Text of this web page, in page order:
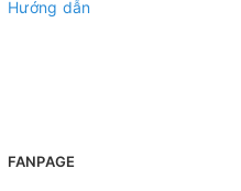
Hướng dẫn
FANPAGE